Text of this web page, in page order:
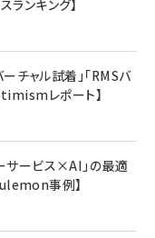
グリコで学んだ失敗
貯めた株式投資
組織」から「高め合う
っと見る
ンキング】
チャル試着」「RMSバ
レポート】
サービス×AI」の最適
事例】